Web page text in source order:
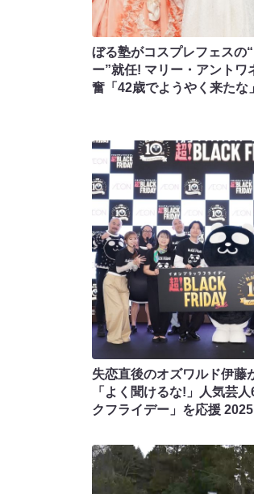
ぼる塾がコスプレフェスの
ー”就任! マリー・アントワ
奮「42歳でようやく来たな
失恋直後のオズワルド伊藤
「よく聞けるな!」人気芸
クフライデー」を応援